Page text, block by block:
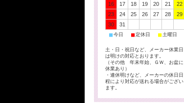
16
17 18 19 20 21
22
23
24 25 26 27 28
29
30
31
■ 今日 ■ 定休日 ■ 土曜日
土・日・祝日など、メーカー休業日
は明けの対応とおります。
（その他 年末年始、ＧＷ、お盆に
休業あり）
・連休明けなど、メーカーの休日日
程により対応が送れる場合がござい
ます。